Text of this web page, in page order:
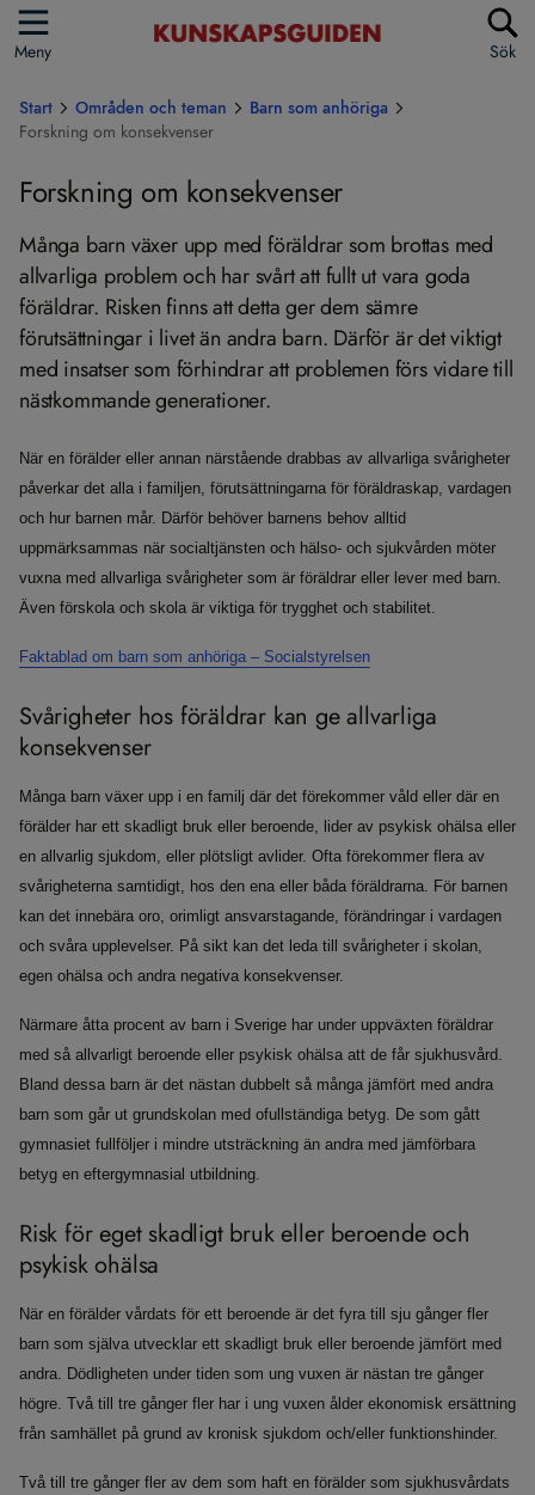
Meny Sök
Start Områden och teman
Barn som anhöriga
Forskning om konsekvenser
Forskning om konsekvenser
Många barn växer upp med föräldrar som brottas med
allvarliga problem och har svårt att fullt ut vara goda
föräldrar. Risken finns att detta ger dem sämre
förutsättningar i livet än andra barn. Därför är det viktigt
med insatser som förhindrar att problemen förs vidare till
nästkommande generationer.
När en förälder eller annan närstående drabbas av allvarliga svårigheter
påverkar det alla i familjen, förutsättningarna för föräldraskap, vardagen
och hur barnen mår. Därför behöver barnens behov alltid
uppmärksammas när socialtjänsten och hälso- och sjukvården möter
vuxna med allvarliga svårigheter som är föräldrar eller lever med barn.
Även förskola och skola är viktiga för trygghet och stabilitet.
Faktablad om barn som anhöriga – Socialstyrelsen
Svårigheter hos föräldrar kan ge allvarliga
konsekvenser
Många barn växer upp i en familj där det förekommer våld eller där en
förälder har ett skadligt bruk eller beroende, lider av psykisk ohälsa eller
en allvarlig sjukdom, eller plötsligt avlider. Ofta förekommer flera av
svårigheterna samtidigt, hos den ena eller båda föräldrarna. För barnen
kan det innebära oro, orimligt ansvarstagande, förändringar i vardagen
och svåra upplevelser. På sikt kan det leda till svårigheter i skolan,
egen ohälsa och andra negativa konsekvenser.
Närmare åtta procent av barn i Sverige har under uppväxten föräldrar
med så allvarligt beroende eller psykisk ohälsa att de får sjukhusvård.
Bland dessa barn är det nästan dubbelt så många jämfört med andra
barn som går ut grundskolan med ofullständiga betyg. De som gått
gymnasiet fullföljer i mindre utsträckning än andra med jämförbara
betyg en eftergymnasial utbildning.
Risk för eget skadligt bruk eller beroende och
psykisk ohälsa
När en förälder vårdats för ett beroende är det fyra till sju gånger fler
barn som själva utvecklar ett skadligt bruk eller beroende jämfört med
andra. Dödligheten under tiden som ung vuxen är nästan tre gånger
högre. Två till tre gånger fler har i ung vuxen ålder ekonomisk ersättning
från samhället på grund av kronisk sjukdom och/eller funktionshinder.
Två till tre gånger fler av dem som haft en förälder som sjukhusvårdats